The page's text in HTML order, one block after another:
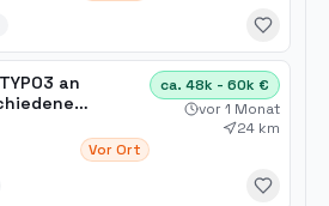
an
Vor Ort
ca. 48k - 60k €
vor 1 Monat
24 km